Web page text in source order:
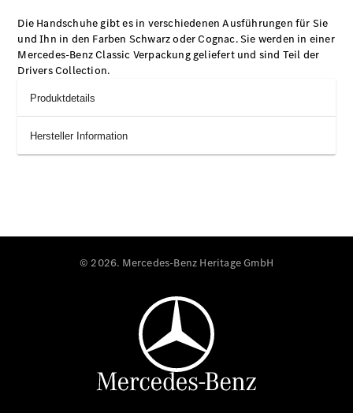
Die Handschuhe gibt es in verschiedenen Ausführungen für Sie
und Ihn in den Farben Schwarz oder Cognac. Sie werden in einer
Mercedes-Benz Classic Verpackung geliefert und sind Teil der
Drivers Collection.
Produktdetails
Hersteller Information
© 2026. Mercedes-Benz Heritage GmbH